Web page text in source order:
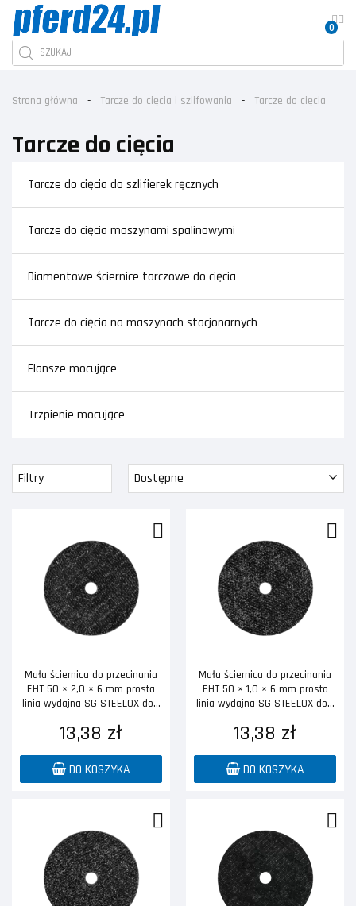
0
Strona główna Tarcze do cięcia i szlifowania Tarcze do cięcia
Tarcze do cięcia
Tarcze do cięcia do szlifierek ręcznych
Tarcze do cięcia maszynami spalinowymi
Diamentowe ściernice tarczowe do cięcia
Tarcze do cięcia na maszynach stacjonarnych
Flansze mocujące
Trzpienie mocujące
Filtry Dostępne
Mała ściernica do przecinania
EHT 50 × 2,0 × 6 mm prosta
linia wydajna SG STEELOX do...
13,38 zł
DO KOSZYKA
Mała ściernica do przecinania
EHT 50 × 1,0 × 6 mm prosta
linia wydajna SG STEELOX do...
13,38 zł
DO KOSZYKA